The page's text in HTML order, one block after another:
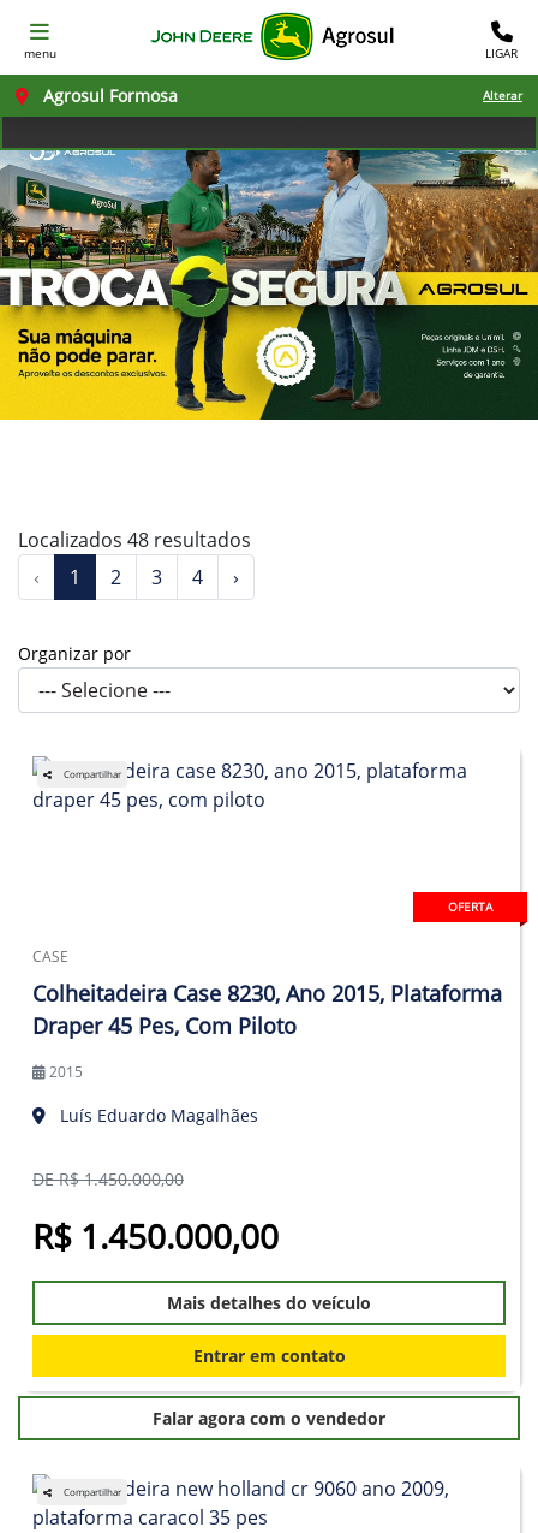
menu LIGAR
Agrosul Formosa Alterar
Localizados 48 resultados
‹
1 2 3 4 ›
Organizar por
OFERTA
Compartilhar
CASE
Colheitadeira Case 8230, Ano 2015, Plataforma
Draper 45 Pes, Com Piloto
2015
Luís Eduardo Magalhães
DE R$ 1.450.000,00
R$ 1.450.000,00
Mais detalhes do veículo
Entrar em contato
Falar agora com o vendedor
Compartilhar